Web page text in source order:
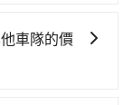
車費2,600元
地。全程加上
或
每公里約3
果在路邊攔不
，如多元化計
車隊的價